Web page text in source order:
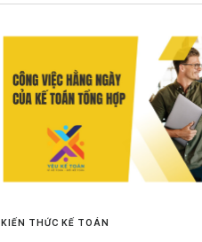
KIẾN THỨC KẾ TOÁN